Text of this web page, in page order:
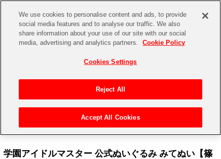
CHANNEL STORE EVENT
アイドルマスターシリーズ
アイドルマスター
イベントグッズ
トイ・ホビー
アイドルマスター シリーズ>学園アイドルマスター
学園アイドルマスター 公式ぬいぐるみ みてぬい【篠
We use cookies to personalise content and ads, to provide
social media features and to analyse our traffic. We also
share information about your use of our site with our social
media, advertising and analytics partners.
Cookie Policy
Cookies Settings
Reject All
Accept All Cookies